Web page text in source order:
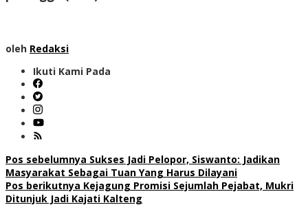
oleh Redaksi
Ikuti Kami Pada
Navigasi
pos
Pos sebelumnya Sukses Jadi Pelopor, Siswanto: Jadikan
Masyarakat Sebagai Tuan Yang Harus Dilayani
Pos berikutnya Kejagung Promisi Sejumlah Pejabat, Mukri
Ditunjuk Jadi Kajati Kalteng